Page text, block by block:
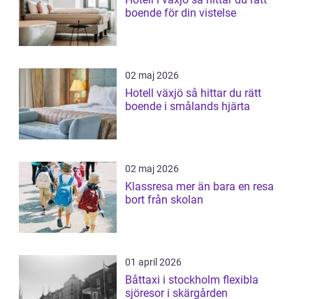
boende för din vistelse
02 maj 2026
Hotell växjö så hittar du rätt
boende i smålands hjärta
02 maj 2026
Klassresa mer än bara en resa
bort från skolan
01 april 2026
Båttaxi i stockholm flexibla
sjöresor i skärgården